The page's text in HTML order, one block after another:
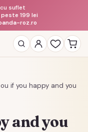
199 lei
suflet
roz.ro
if you happy and you
and you